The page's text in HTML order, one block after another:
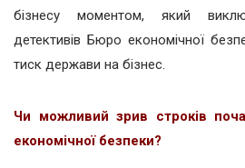
бізнесу моментом, який
детективів Бюро економічної
тиск держави на бізнес.
Чи можливий зрив строків
економічної безпеки?